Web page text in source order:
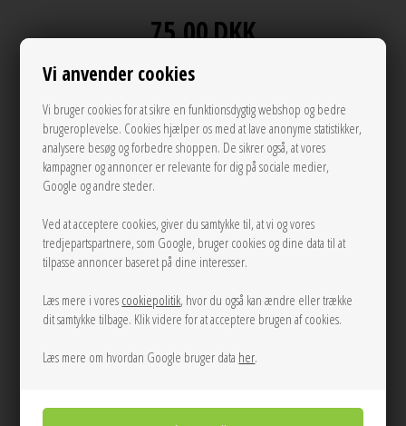
Vi anvender cookies
Vi bruger cookies for at sikre en funktionsdygtig webshop og bedre
brugeroplevelse. Cookies hjælper os med at lave anonyme statistikker,
analysere besøg og forbedre shoppen. De sikrer også, at vores
kampagner og annoncer er relevante for dig på sociale medier,
Google og andre steder.
Ved at acceptere cookies, giver du samtykke til, at vi og vores
tredjepartspartnere, som Google, bruger cookies og dine data til at
tilpasse annoncer baseret på dine interesser.
Læs mere i vores cookiepolitik, hvor du også kan ændre eller trække
dit samtykke tilbage. Klik videre for at acceptere brugen af cookies.
Læs mere om hvordan Google bruger data her.
75,00DKK
Andre varianter